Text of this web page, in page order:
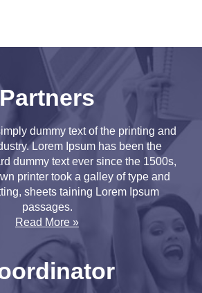
Partners
dummy text of the printing and
Lorem Ipsum has been the
dummy text ever since the 1500s,
printer took a galley of type and
sheets taining Lorem Ipsum
passages.
Read More »